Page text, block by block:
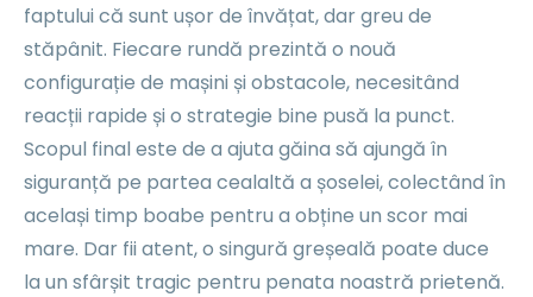
faptului că sunt ușor de învățat, dar greu de
stăpânit. Fiecare rundă prezintă o nouă
configurație de mașini și obstacole, necesitând
reacții rapide și o strategie bine pusă la punct.
Scopul final este de a ajuta găina să ajungă în
siguranță pe partea cealaltă a șoselei, colectând în
același timp boabe pentru a obține un scor mai
mare. Dar fii atent, o singură greșeală poate duce
la un sfârșit tragic pentru penata noastră prietenă.